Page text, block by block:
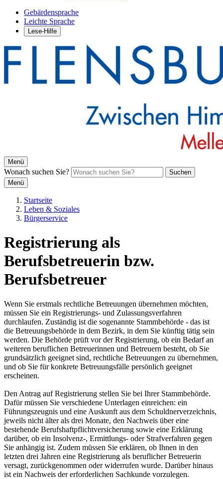
Gebärdensprache
Leichte Sprache
Lese-Hilfe
Menü
Wonach suchen Sie?
Suchen
Menü
Startseite
Leben & Soziales
Bürgerservice
Registrierung als
Berufsbetreuerin bzw.
Berufsbetreuer
Wenn Sie erstmals rechtliche Betreuungen übernehmen möchten,
müssen Sie ein Registrierungs- und Zulassungsverfahren
durchlaufen. Zuständig ist die sogenannte Stammbehörde - das ist
die Betreuungsbehörde in dem Bezirk, in dem Sie künftig tätig sein
werden. Die Behörde prüft vor der Registrierung, ob ein Bedarf an
weiteren beruflichen Betreuerinnen und Betreuern besteht, ob Sie
grundsätzlich geeignet sind, rechtliche Betreuungen zu übernehmen,
und ob Sie für konkrete Betreuungsfälle persönlich geeignet
erscheinen.
Den Antrag auf Registrierung stellen Sie bei Ihrer Stammbehörde.
Dafür müssen Sie verschiedene Unterlagen einreichen: ein
Führungszeugnis und eine Auskunft aus dem Schuldnerverzeichnis,
jeweils nicht älter als drei Monate, den Nachweis über eine
bestehende Berufshaftpflichtversicherung sowie eine Erklärung
darüber, ob ein Insolvenz-, Ermittlungs- oder Strafverfahren gegen
Sie anhängig ist. Zudem müssen Sie erklären, ob Ihnen in den
letzten drei Jahren eine Registrierung als beruflicher Betreuerin
versagt, zurückgenommen oder widerrufen wurde. Darüber hinaus
ist ein Nachweis der erforderlichen Sachkunde vorzulegen.